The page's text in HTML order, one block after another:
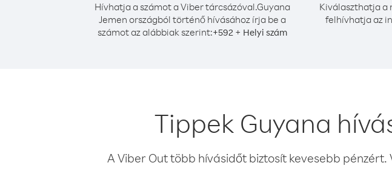
Hívhatja a számot a Viber tárcsázóval.Guyana
Jemen országból történő hívásához írja be a
számot az alábbiak szerint:+592+ Helyi szám
Kiválaszthatja a
felhívhatja az
Tippek Guyana
A Viber Out több hívásidőt biztosít kevesebb